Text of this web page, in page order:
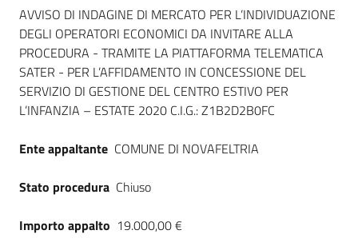
Seguici
su
Dati del bando
AVVISO DI INDAGINE DI MERCATO PER L’INDIVIDUAZIONE
DEGLI OPERATORI ECONOMICI DA INVITARE ALLA
PROCEDURA - TRAMITE LA PIATTAFORMA TELEMATICA
SATER - PER L’AFFIDAMENTO IN CONCESSIONE DEL
SERVIZIO DI GESTIONE DEL CENTRO ESTIVO PER
L’INFANZIA – ESTATE 2020 C.I.G.: Z1B2D2B0FC
Ente appaltante COMUNE DI NOVAFELTRIA
Stato procedura Chiuso
Importo appalto 19.000,00 €